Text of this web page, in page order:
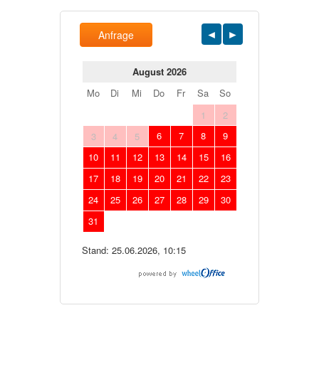
Anfrage
August 2026
Mo
Di Mi Do Fr Sa
So
1
2
3
4 5 6 7 8
9
10
11 12 13 14 15
16
17
18 19 20 21 22
23
24
25 26 27 28 29
30
31
Stand: 25.06.2026, 10:15